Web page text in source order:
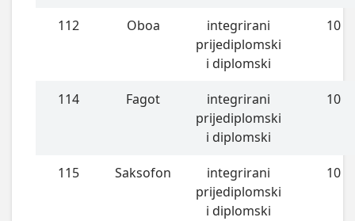
112 Oboa
integrirani
prijediplomski
i diplomski
10
114 Fagot
integrirani
prijediplomski
i diplomski
10
115 Saksofon
integrirani
prijediplomski
i diplomski
10